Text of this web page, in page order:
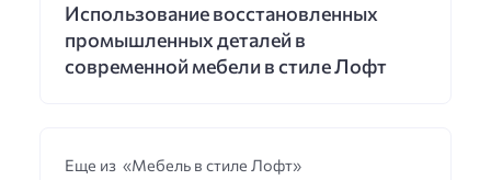
Использование восстановленных
промышленных деталей в
современной мебели в стиле Лофт
Еще из «Мебель в стиле Лофт»